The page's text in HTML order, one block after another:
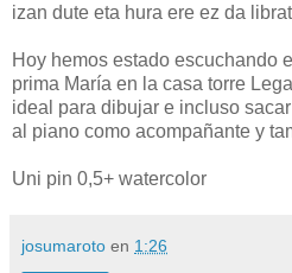
izan dute eta hura ere ez da
Hoy hemos estado escuchando
prima María en la casa torre
ideal para dibujar e incluso
al piano como acompañante y
Uni pin 0,5+ watercolor
josumaroto en 1:26